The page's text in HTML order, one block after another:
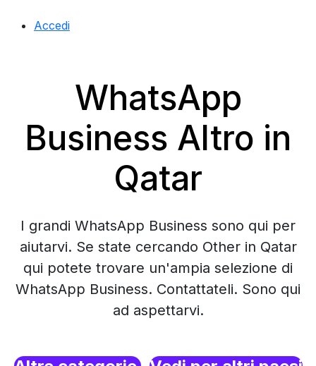
Accedi
WhatsApp
Business Altro in
Qatar
I grandi WhatsApp Business sono qui per
aiutarvi. Se state cercando Other in Qatar
qui potete trovare un'ampia selezione di
WhatsApp Business. Contattateli. Sono qui
ad aspettarvi.